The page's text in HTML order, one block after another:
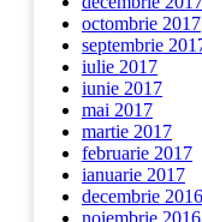
octombrie 2017
septembrie
iulie 2017
iunie 2017
mai 2017
martie 2017
februarie 2017
ianuarie 2017
decembrie 2016
noiembrie 2016